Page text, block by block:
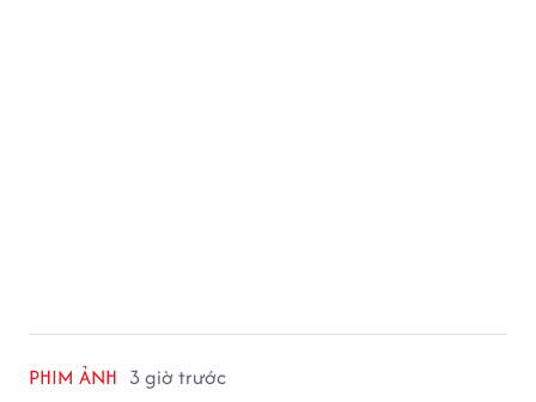
PHIM ẢNH 3 giờ trước